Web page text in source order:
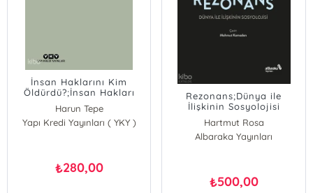
İnsan Haklarını Kim
Öldürdü?;İnsan Hakları
Harun Tepe
Yapı Kredi Yayınları ( YKY )
₺280,00
Rezonans;Dünya ile
İlişkinin Sosyolojisi
Hartmut Rosa
Albaraka Yayınları
₺500,00